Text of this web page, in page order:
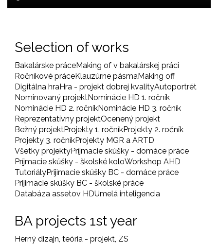
Selection of works
Bakalárske práceMaking of v bakalárskej práci
Ročníkové práceKlauzúrne pásmaMaking off
Digitálna hraHra - projekt dobrej kvalityAutoportrét
Nominovaný projektNominácie HD 1. ročník
Nominácie HD 2. ročníkNominácie HD 3. ročník
Reprezentatívny projektOcenený projekt
Bežný projektProjekty 1. ročníkProjekty 2. ročník
Projekty 3. ročníkProjekty MGR a ARTD
Všetky projektyPríjmacie skúšky - domáce práce
Príjmacie skúšky - školské koloWorkshop AHD
TutoriályPrijimacie skúšky BC - domáce práce
Prijimacie skúšky BC - školské práce
Databáza assetov HDUmelá inteligencia
BA projects 1st year
Herný dizajn, teória - projekt, ZS